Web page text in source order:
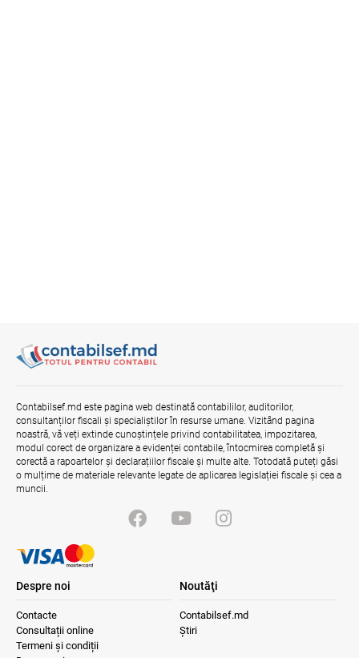
Contabilsef.md este pagina web destinată contabililor, auditorilor,
consultanților fiscali și specialiștilor în resurse umane. Vizitând pagina
noastră, vă veți extinde cunoștințele privind contabilitatea, impozitarea,
modul corect de organizare a evidenței contabile, întocmirea completă și
corectă a rapoartelor și declarațiilor fiscale și multe alte. Totodată puteți găsi
o mulțime de materiale relevante legate de aplicarea legislației fiscale și cea a
muncii.
Despre noi
Contacte
Consultații online
Termeni și condiții
Noutăţi
Contabilsef.md
Știri